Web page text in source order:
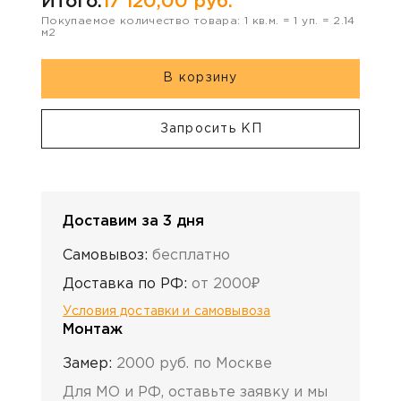
Покупаемое количество товара: 1 кв.м. =1 уп. = 2.14
м2
В корзину
Запросить КП
Доставим за 3 дня
Самовывоз: бесплатно
Доставка по РФ: от 2000₽
Условия доставки и самовывоза
Монтаж
Замер: 2000 руб. по Москве
Для МО и РФ, оставьте заявку и мы